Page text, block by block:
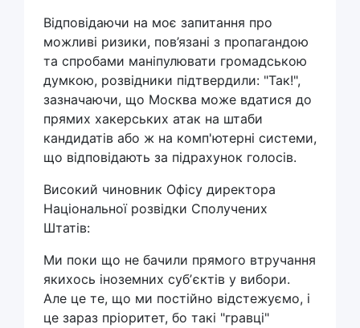
Відповідаючи на моє запитання про
можливі ризики, пов’язані з пропагандою
та спробами маніпулювати громадською
думкою, розвідники підтвердили: "Так!",
зазначаючи, що Москва може вдатися до
прямих хакерських атак на штаби
кандидатів або ж на комп'ютерні системи,
що відповідають за підрахунок голосів.
Високий чиновник Офісу директора
Національної розвідки Сполучених
Штатів:
Ми поки що не бачили прямого втручання
якихось іноземних субʼєктів у вибори.
Але це те, що ми постійно відстежуємо, і
це зараз пріоритет, бо такі "гравці"